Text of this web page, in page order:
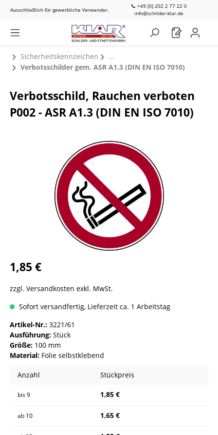
Ausschließlich für gewerbliche Verwender.
📞 +49 (0) 202 2 77 22 0
info@schilder-klar.de
Sicherheitskennzeichen
Verbotsschilder gem. ASR A1.3 (DIN EN ISO 7010)
Verbotsschild, Rauchen verboten
P002 - ASR A1.3 (DIN EN ISO 7010)
1,85 €
zzgl. Versandkosten exkl. MwSt.
Sofort versandfertig, Lieferzeit ca. 1 Arbeitstag
Artikel-Nr.: 3221/61
Ausführung: Stück
Größe: 100 mm
Material: Folie selbstklebend
Anzahl Stückpreis
bis9 1,85 €
ab 10 1,65 €